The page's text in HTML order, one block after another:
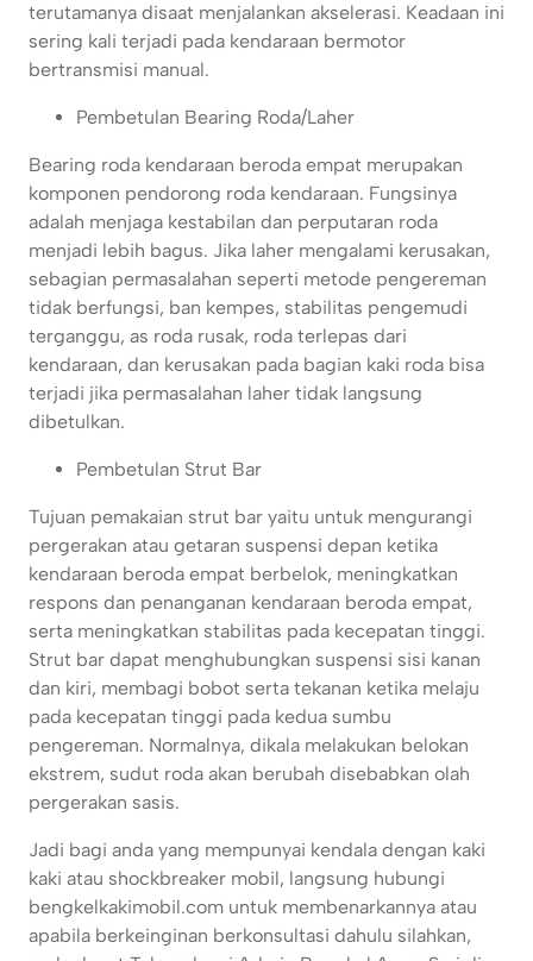
terutamanya disaat menjalankan akselerasi. Keadaan ini
sering kali terjadi pada kendaraan bermotor
bertransmisi manual.
Pembetulan Bearing Roda/Laher
Bearing roda kendaraan beroda empat merupakan
komponen pendorong roda kendaraan. Fungsinya
adalah menjaga kestabilan dan perputaran roda
menjadi lebih bagus. Jika laher mengalami kerusakan,
sebagian permasalahan seperti metode pengereman
tidak berfungsi, ban kempes, stabilitas pengemudi
terganggu, as roda rusak, roda terlepas dari
kendaraan, dan kerusakan pada bagian kaki roda bisa
terjadi jika permasalahan laher tidak langsung
dibetulkan.
Pembetulan Strut Bar
Tujuan pemakaian strut bar yaitu untuk mengurangi
pergerakan atau getaran suspensi depan ketika
kendaraan beroda empat berbelok, meningkatkan
respons dan penanganan kendaraan beroda empat,
serta meningkatkan stabilitas pada kecepatan tinggi.
Strut bar dapat menghubungkan suspensi sisi kanan
dan kiri, membagi bobot serta tekanan ketika melaju
pada kecepatan tinggi pada kedua sumbu
pengereman. Normalnya, dikala melakukan belokan
ekstrem, sudut roda akan berubah disebabkan olah
pergerakan sasis.
Jadi bagi anda yang mempunyai kendala dengan kaki
kaki atau shockbreaker mobil, langsung hubungi
bengkelkakimobil.com untuk membenarkannya atau
apabila berkeinginan berkonsultasi dahulu silahkan,